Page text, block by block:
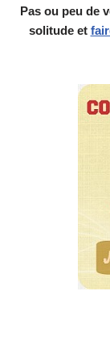
Pas ou peu de
solitude et